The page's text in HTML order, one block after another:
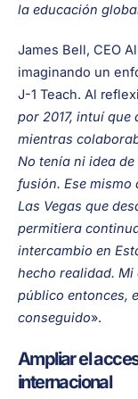
la educación
James Bell, CEO
imaginando un
J-1 Teach. Al
por 2017, intuí
mientras
No tenía ni idea
fusión. Ese
Las Vegas que
permitiera
intercambio en
hecho realidad.
público entonces,
conseguido».
Ampliar el
internacional